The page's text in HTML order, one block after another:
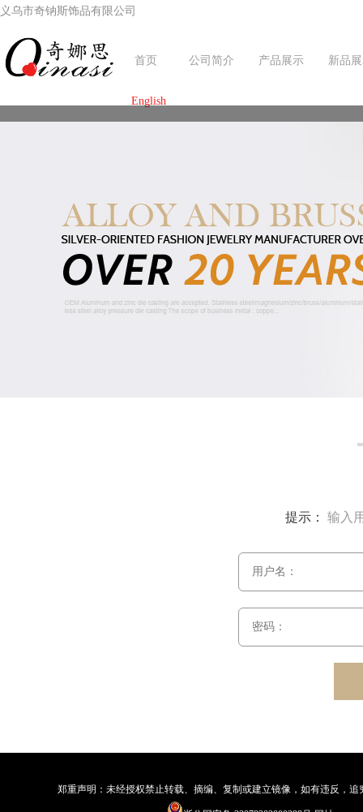
义乌市奇钠斯饰品有限公司
首页 公司简介 产品展示 新品
English
提示： 输入
郑重声明：未经授权禁止转载、摘编、复制或建立镜像，如有违反，